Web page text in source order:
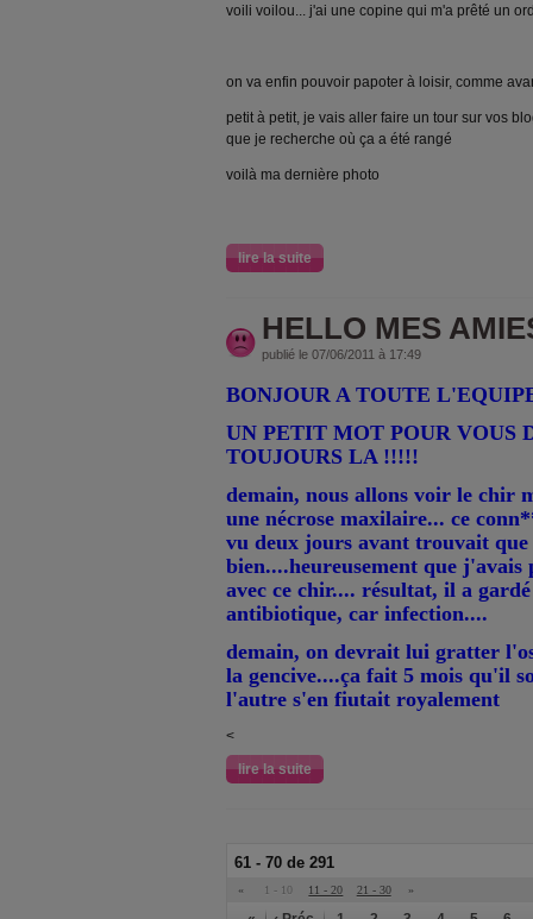
voili voilou... j'ai une copine qui m'a prêté un
on va enfin pouvoir papoter à loisir, comme
petit à petit, je vais aller faire un tour sur vos
que je recherche où ça a été rangé
voilà ma dernière photo
lire la suite
HELLO MES
publié le 07/06/2011 à 17:49
BONJOUR A TOUTE
UN PETIT MOT POUR VOUS
TOUJOURS LA !!!!!
demain, nous allons voir le chir
une nécrose maxilaire... ce
vu deux jours avant trouvait
bien....heureusement que j'avais
avec ce chir.... résultat, il a
antibiotique, car infection....
demain, on devrait lui gratter
la gencive....ça fait 5 mois qu'il
l'autre s'en fiutait royalement
<
lire la suite
61 - 70 de 291
« 1 - 10 11 - 20 21 - 30 »